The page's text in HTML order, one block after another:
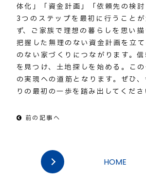
体化」「資金計画」「依頼先の検
3つのステップを最初に行うことが
ず、ご家族で理想の暮らしを思い
把握した無理のない資金計画を立
のない家づくりにつながります。
を見つけ、土地探しを始める。こ
の実現への道筋となります。ぜひ
りの最初の一歩を踏み出してくださ
前の記事へ
HOME